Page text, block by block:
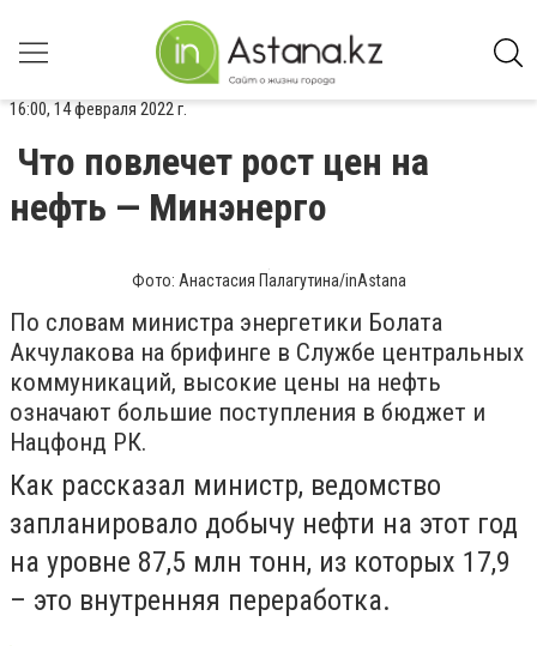
16:00, 14 февраля 2022 г.
Что повлечет рост цен на
нефть — Минэнерго
Фото: Анастасия Палагутина/inAstana
По словам министра энергетики Болата
Акчулакова на брифинге в Службе центральных
коммуникаций, высокие цены на нефть
означают большие поступления в бюджет и
Нацфонд РК.
Как рассказал министр, ведомство
запланировало добычу нефти на этот год
на уровне 87,5 млн тонн, из которых 17,9
– это внутренняя переработка.